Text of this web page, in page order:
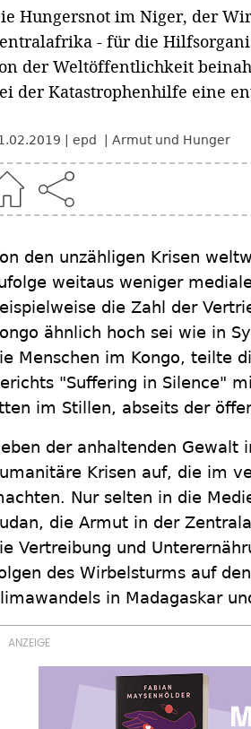
Hungersnot im Niger, der
- für die
der Weltöffentlichkeit
der Katastrophenhilfe eine
epd Armut und Hunger
den unzähligen Krisen
weitaus weniger
die Zahl der
ähnlich hoch sei wie in
Menschen im Kongo, teilte
"Suffering in Silence"
im Stillen, abseits der
der anhaltenden Gewalt
Krisen auf, die im
Nur selten in die
die Armut in der
Vertreibung und
des Wirbelsturms auf
in Madagaskar